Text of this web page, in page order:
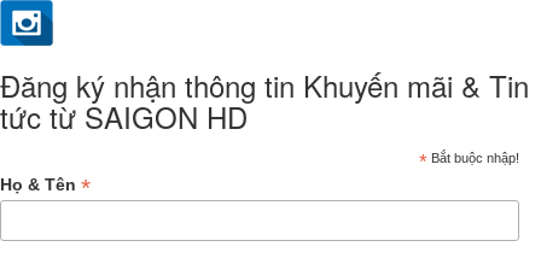
Đăng ký nhận thông tin Khuyến mãi & Tin
tức từ SAIGON HD
* Bắt buộc nhập!
Họ & Tên *